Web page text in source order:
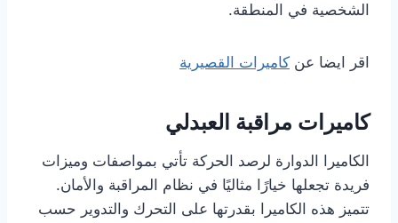
الشخصية في المنطقة.
اقر ايضا عن كاميرات القصيرية
كاميرات مراقبة العبدلي
الكاميرا الدوارة لرصد الحركة تأتي بمواصفات وميزات
فريدة تجعلها خيارًا مثاليًا في نظام المراقبة والأمان.
تتميز هذه الكاميرا بقدرتها على التحرك والتدوير حسب